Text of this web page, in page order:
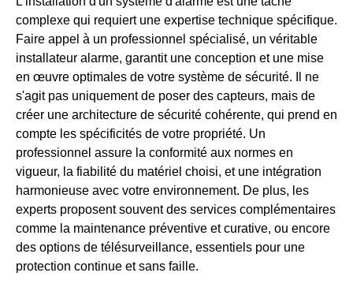
complexe qui requiert une expertise technique spécifique.
Faire appel à un professionnel spécialisé, un véritable
installateur alarme, garantit une conception et une mise
en œuvre optimales de votre système de sécurité. Il ne
s'agit pas uniquement de poser des capteurs, mais de
créer une architecture de sécurité cohérente, qui prend en
compte les spécificités de votre propriété. Un
professionnel assure la conformité aux normes en
vigueur, la fiabilité du matériel choisi, et une intégration
harmonieuse avec votre environnement. De plus, les
experts proposent souvent des services complémentaires
comme la maintenance préventive et curative, ou encore
des options de télésurveillance, essentiels pour une
protection continue et sans faille.